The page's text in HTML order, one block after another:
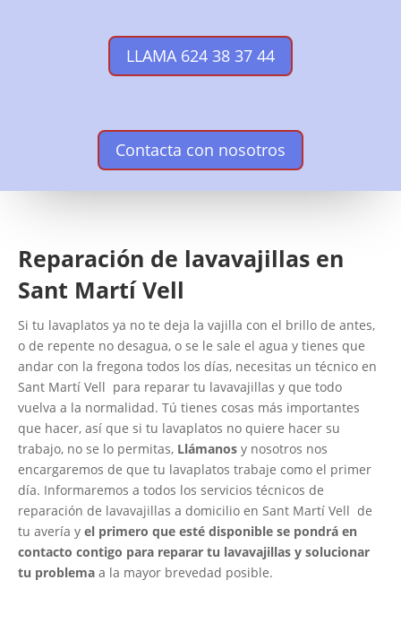
LLAMA 624 38 37 44
Contacta con nosotros
Reparación de lavavajillas en
Sant Martí Vell
Si tu lavaplatos ya no te deja la vajilla con el brillo de antes,
o de repente no desagua, o se le sale el agua y tienes que
andar con la fregona todos los días, necesitas un técnico en
Sant Martí Vell para reparar tu lavavajillas y que todo
vuelva a la normalidad. Tú tienes cosas más importantes
que hacer, así que si tu lavaplatos no quiere hacer su
trabajo, no se lo permitas, Llámanos y nosotros nos
encargaremos de que tu lavaplatos trabaje como el primer
día. Informaremos a todos los servicios técnicos de
reparación de lavavajillas a domicilio en Sant Martí Vell de
tu avería y el primero que esté disponible se pondrá en
contacto contigo para reparar tu lavavajillas y solucionar
tu problema a la mayor brevedad posible.